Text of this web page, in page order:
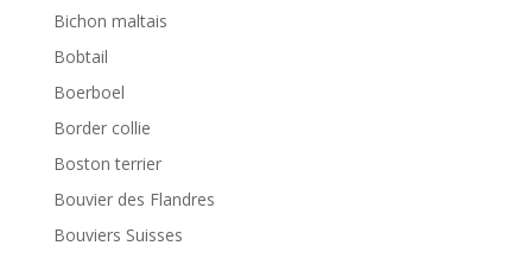
Bichon maltais
Bobtail
Boerboel
Border collie
Boston terrier
Bouvier des Flandres
Bouviers Suisses